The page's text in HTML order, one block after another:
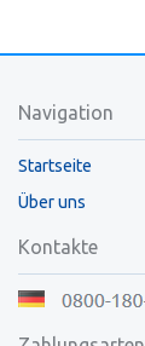
Navigation
Startseite
Über uns
Kontakte